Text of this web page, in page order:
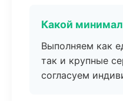
Какой
Выполняем как
так и крупные
согласуем